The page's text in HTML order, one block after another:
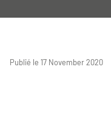
Publié le 17 November 2020